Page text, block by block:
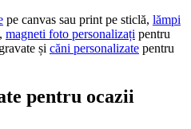
pe canvas sau print pe sticlă, lămpi
magneti foto personalizați pentru
gravate și căni personalizate pentru
pentru ocazii